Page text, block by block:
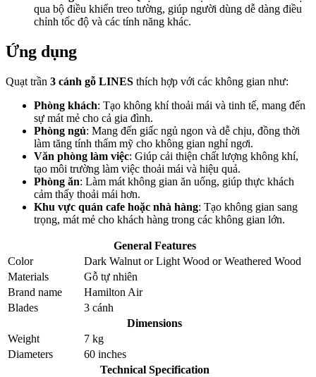
qua bộ điều khiển treo tường, giúp người dùng dễ dàng điều
chỉnh tốc độ và các tính năng khác.
Ứng dụng
Quạt trần 3 cánh gỗ LINES thích hợp với các không gian như:
Phòng khách: Tạo không khí thoải mái và tinh tế, mang đến
sự mát mẻ cho cả gia đình.
Phòng ngủ: Mang đến giấc ngủ ngon và dễ chịu, đồng thời
làm tăng tính thẩm mỹ cho không gian nghỉ ngơi.
Văn phòng làm việc: Giúp cải thiện chất lượng không khí,
tạo môi trường làm việc thoải mái và hiệu quả.
Phòng ăn: Làm mát không gian ăn uống, giúp thực khách
cảm thấy thoải mái hơn.
Khu vực quán cafe hoặc nhà hàng: Tạo không gian sang
trọng, mát mẻ cho khách hàng trong các không gian lớn.
General Features
Color
Dark Walnut orLight Wood orWeathered Wood
Materials
Gỗ tự nhiên
Brand name
Hamilton Air
Blades
3 cánh
Dimensions
Weight
7 kg
Diameters
60 inches
Technical Specification